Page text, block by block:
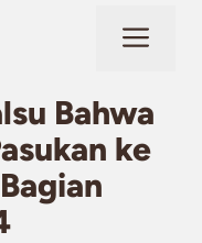
Bahwa
ke